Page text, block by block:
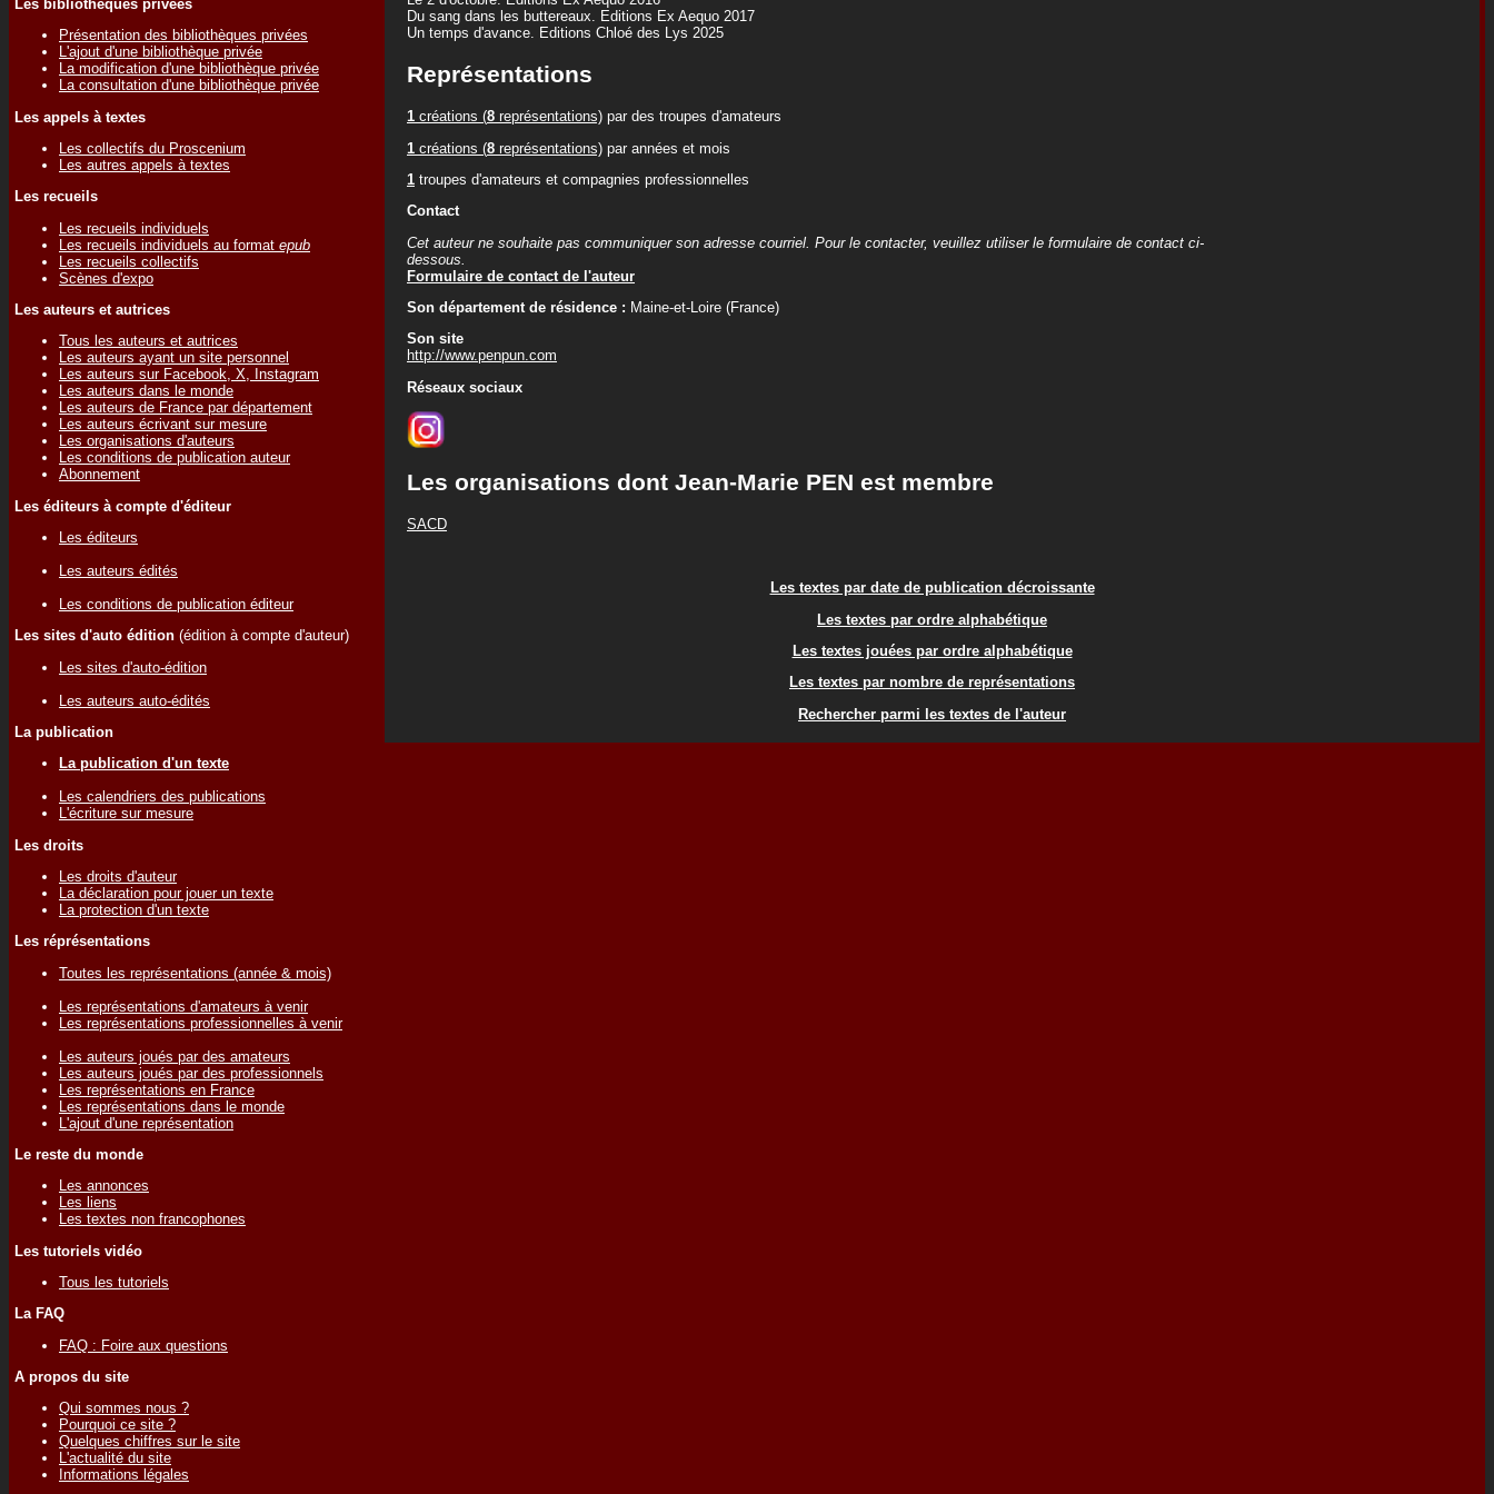
Les bibliothèques privées
Présentation des bibliothèques privées
L'ajout d'une bibliothèque privée
La modification d'une bibliothèque privée
La consultation d'une bibliothèque privée
Les appels à textes
Les collectifs du Proscenium
Les autres appels à textes
Les recueils
Les recueils individuels
Les recueils individuels au format epub
Les recueils collectifs
Scènes d'expo
Les auteurs et autrices
Tous les auteurs et autrices
Les auteurs ayant un site personnel
Les auteurs sur Facebook, X, Instagram
Les auteurs dans le monde
Les auteurs de France par département
Les auteurs écrivant sur mesure
Les organisations d'auteurs
Les conditions de publication auteur
Abonnement
Les éditeurs à compte d'éditeur
Les éditeurs
Les auteurs édités
Les conditions de publication éditeur
Les sites d'auto édition (édition à compte d'auteur)
Les sites d'auto-édition
Les auteurs auto-édités
La publication
La publication d'un texte
Les calendriers des publications
L'écriture sur mesure
Les droits
Les droits d'auteur
La déclaration pour jouer un texte
La protection d'un texte
Les réprésentations
Toutes les représentations (année & mois)
Les représentations d'amateurs à venir
Les représentations professionnelles à venir
Les auteurs joués par des amateurs
Les auteurs joués par des professionnels
Les représentations en France
Les représentations dans le monde
L'ajout d'une représentation
Le reste du monde
Les annonces
Les liens
Les textes non francophones
Les tutoriels vidéo
Tous les tutoriels
La FAQ
FAQ : Foire aux questions
A propos du site
Qui sommes nous ?
Pourquoi ce site ?
Quelques chiffres sur le site
L'actualité du site
Informations légales
Du sang dans les buttereaux. Editions Ex Aequo 2017
Un temps d'avance. Editions Chloé des Lys 2025
Représentations
1 créations (8 représentations) par des troupes d'amateurs
1 créations (8 représentations) par années et mois
1 troupes d'amateurs et compagnies professionnelles
Contact
Cet auteur ne souhaite pas communiquer son adresse courriel. Pour le contacter, veuillez utiliser le formulaire de contact ci-
dessous.
Formulaire de contact de l'auteur
Son département de résidence : Maine-et-Loire (France)
Son site
http://www.penpun.com
Réseaux sociaux
Les organisations dont Jean-Marie PEN est membre
SACD
Les textes par date de publication décroissante
Les textes par ordre alphabétique
Les textes jouées par ordre alphabétique
Les textes par nombre de représentations
Rechercher parmi les textes de l'auteur